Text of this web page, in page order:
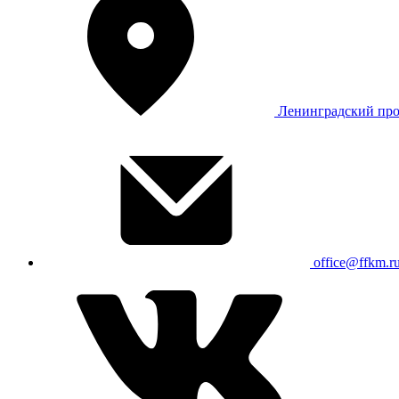
Ленинградский
office@ffkm.ru